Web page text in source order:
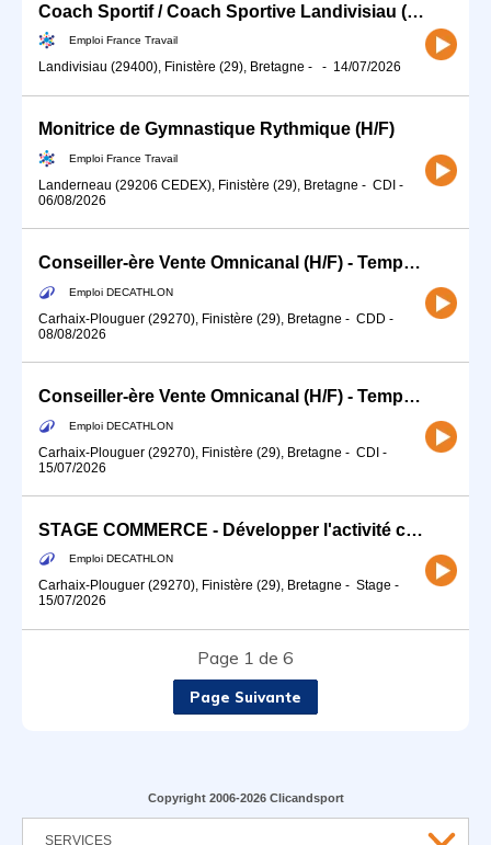
Coach Sportif / Coach Sportive Landivisiau (H/F)
Emploi France Travail
Landivisiau (29400), Finistère (29), Bretagne - - 14/07/2026
Monitrice de Gymnastique Rythmique (H/F)
Emploi France Travail
Landerneau (29206 CEDEX), Finistère (29), Bretagne - CDI -
06/08/2026
Conseiller-ère Vente Omnicanal (H/F) - Temps partiel
Emploi DECATHLON
Carhaix-Plouguer (29270), Finistère (29), Bretagne - CDD -
08/08/2026
Conseiller-ère Vente Omnicanal (H/F) - Temps partiel
Emploi DECATHLON
Carhaix-Plouguer (29270), Finistère (29), Bretagne - CDI -
15/07/2026
STAGE COMMERCE - Développer l'activité commerciale de ton sport (H/F)
Emploi DECATHLON
Carhaix-Plouguer (29270), Finistère (29), Bretagne - Stage -
15/07/2026
Page 1 de 6
Page Suivante
Copyright 2006-2026 Clicandsport
SERVICES